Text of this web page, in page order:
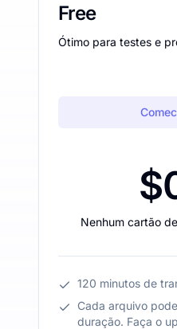
Free
Ótimo para testes e
Nenhum cartão
120 minutos de
Cada arquivo
duração. Faça o